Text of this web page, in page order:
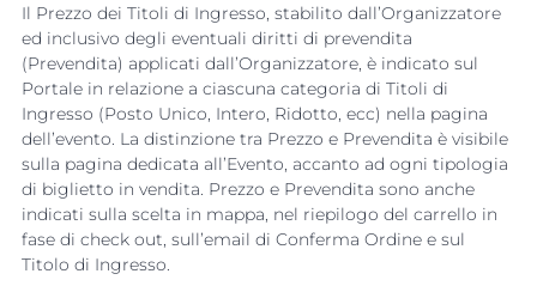
Il Prezzo dei Titoli di Ingresso, stabilito dall’Organizzatore
ed inclusivo degli eventuali diritti di prevendita
(Prevendita) applicati dall’Organizzatore, è indicato sul
Portale in relazione a ciascuna categoria di Titoli di
Ingresso (Posto Unico, Intero, Ridotto, ecc) nella pagina
dell’evento. La distinzione tra Prezzo e Prevendita è visibile
sulla pagina dedicata all’Evento, accanto ad ogni tipologia
di biglietto in vendita. Prezzo e Prevendita sono anche
indicati sulla scelta in mappa, nel riepilogo del carrello in
fase di check out, sull’email di Conferma Ordine e sul
Titolo di Ingresso.